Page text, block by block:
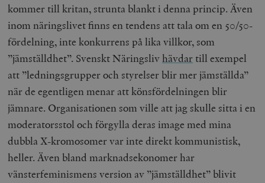
kommer till kritan, strunta blankt i denna princip. Även
inom näringslivet finns en tendens att tala om en 50/50-
fördelning, inte konkurrens på lika villkor, som
”jämställdhet”. Svenskt Näringslivhävdar till exempel
att ”ledningsgrupper och styrelser blir mer jämställda”
när de egentligen menar att könsfördelningen blir
jämnare. Organisationen som ville att jag skulle sitta i en
moderatorsstol och förgylla deras image med mina
dubbla X-kromosomer var inte direkt kommunistisk,
heller. Även bland marknadsekonomer har
vänsterfeminismens version av ”jämställdhet” blivit